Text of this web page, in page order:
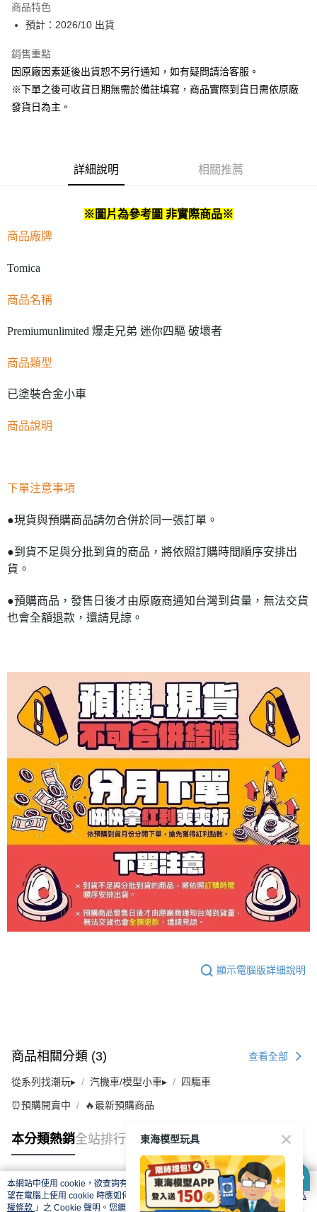
ATM付款
運送方式
預購-全家取貨付款(舊)
預購-7-11取貨付款(舊)
每筆NT$90，滿NT$3,000(含以上)免運費
預購-付款後7-11取貨(舊)
每筆NT$90，滿NT$3,000(含以上)免運費
預購-宅配(離島)(舊)
每筆NT$160，滿NT$3,000(含以上)免運費
免運費
商品特色
預計：2026/10 出貨
銷售重點
因原廠因素延後出貨恕不另行通知，如有疑問請洽客服。
※下單之後可收貨日期無需於備註填寫，商品實際到貨日需依原廠
發貨日為主。
詳細說明 相關推薦
※圖片為參考圖 非實際商品※
商品廠牌
Tomica
商品名稱
Premiumunlimited 爆走兄弟 迷你四驅 破壞者
商品類型
已塗裝合金小車
商品說明
下單注意事項
●現貨與預購商品請勿合併於同一張訂單。
●到貨不足與分批到貨的商品，將依照訂購時間順序安排出
貨。
●預購商品，發售日後才由原廠商通知台灣到貨量，無法交貨
也會全額退款，還請見諒。
顯示電腦版詳細說明
商品相關分類 (3) 查看全部
從系列找潮玩▸ 汽機車/模型小車▸ 四驅車
⏰預購開賣中 🔥最新預購商品
本分類熱銷全站排行
熱門標籤
本網站中使用 cookie，欲查詢有關本網站使用 cookie 方式之詳情，及若您不希
望在電腦上使用 cookie 時應如何變更電腦的 cookie 設定，請參閱本網站「
隱私
權條款 」之 Cookie 聲明。您繼續使用本網站即表示您同意本公司得按本網站使
東海模型玩具